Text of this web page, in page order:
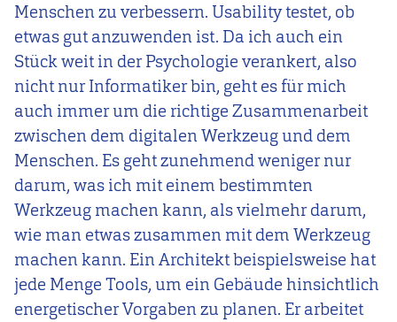
Menschen zu verbessern. Usability testet, ob
etwas gut anzuwenden ist. Da ich auch ein
Stück weit in der Psychologie verankert, also
nicht nur Informatiker bin, geht es für mich
auch immer um die richtige Zusammenarbeit
zwischen dem digitalen Werkzeug und dem
Menschen. Es geht zunehmend weniger nur
darum, was ich mit einem bestimmten
Werkzeug machen kann, als vielmehr darum,
wie man etwas zusammen mit dem Werkzeug
machen kann. Ein Architekt beispielsweise hat
jede Menge Tools, um ein Gebäude hinsichtlich
energetischer Vorgaben zu planen. Er arbeitet